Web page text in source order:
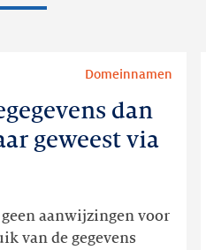
dan
geweest via
Domeinnamen
aanwijzingen voor
van de gegevens